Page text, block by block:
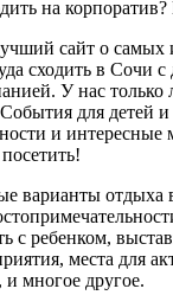
на
сайт о самых
сходить в Сочи с
У нас только
для детей
и интересные
варианты
с ребенком,
места для
и многое другое.